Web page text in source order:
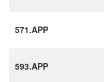
571.APP
593.APP